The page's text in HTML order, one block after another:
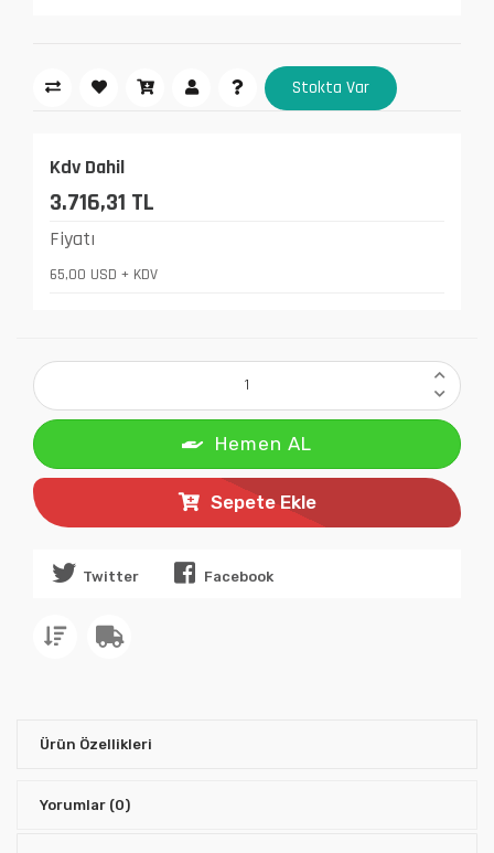
Stokta Var
Kdv Dahil
3.716,31 TL
Fiyatı
65,00 USD + KDV
Hemen AL
Sepete Ekle
Twitter Facebook
Ürün Özellikleri
Yorumlar (0)